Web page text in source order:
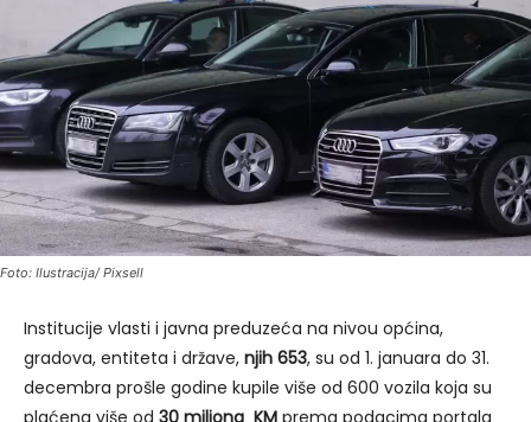
Foto: Ilustracija/ Pixsell
Institucije vlasti i javna preduzeća na nivou općina,
gradova, entiteta i države, njih 653, su od 1. januara do 31.
decembra prošle godine kupile više od 600 vozila koja su